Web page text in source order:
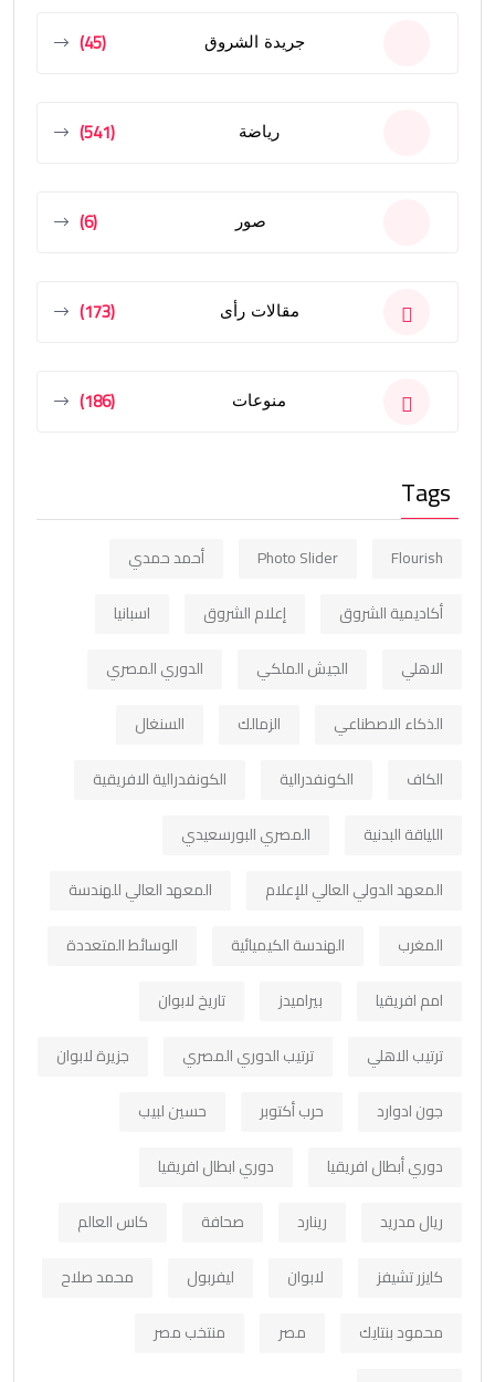
جريدة الشروق (45)
رياضة (541)
صور (6)
مقالات رأى (173)
منوعات (186)
Tags
Flourish
Photo Slider
أحمد حمدي
أكاديمية الشروق
إعلام الشروق
اسبانيا
الاهلي
الجيش الملكي
الدوري المصري
الذكاء الاصطناعي
الزمالك
السنغال
الكاف
الكونفدرالية
الكونفدرالية الافريقية
اللياقة البدنية
المصري البورسعيدي
المعهد الدولي العالي للإعلام
المعهد العالي للهندسة
المغرب
الهندسة الكيميائية
الوسائط المتعددة
امم افريقيا
بيراميدز
تاريخ لابوان
ترتيب الاهلي
ترتيب الدوري المصري
جزيرة لابوان
جون ادوارد
حرب أكتوبر
حسين لبيب
دوري أبطال افريقيا
دوري ابطال افريقيا
ريال مدريد
رينارد صحافة
كاس العالم
كايزر تشيفز
لابوان ليفربول
محمد صلاح
محمود بنتايك
مصر
منتخب مصر